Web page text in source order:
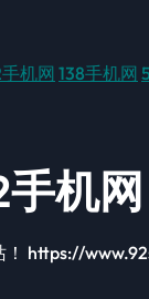
机网 138手机网
机网
！ https://